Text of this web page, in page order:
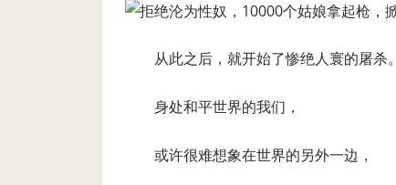
从此之后，就开始了惨绝人寰的屠杀。
身处和平世界的我们，
或许很难想象在世界的另外一边，